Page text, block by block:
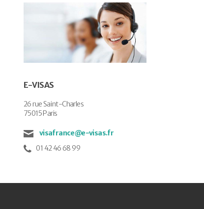
E-VISAS
26 rue Saint-Charles
75015 Paris
visafrance@e-visas.fr
01 42 46 68 99